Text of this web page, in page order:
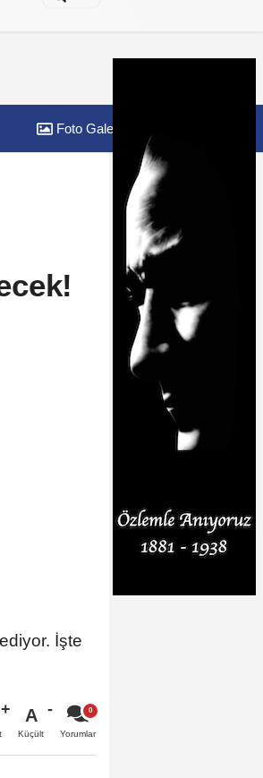
Foto Galeri
İşte
A
Küçült Yorumlar